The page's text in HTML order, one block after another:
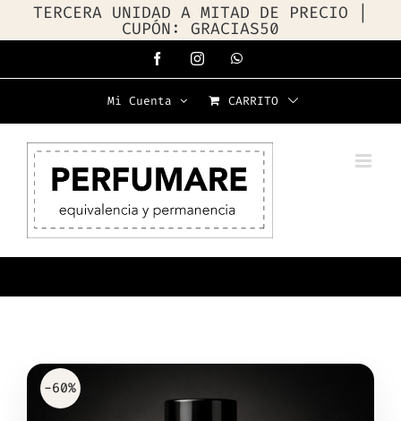
TERCERA UNIDAD A MITAD DE PRECIO |
CUPÓN: GRACIAS50
al
FacebookInstagramWhatsApp
Mi Cuenta CARRITO
-60%